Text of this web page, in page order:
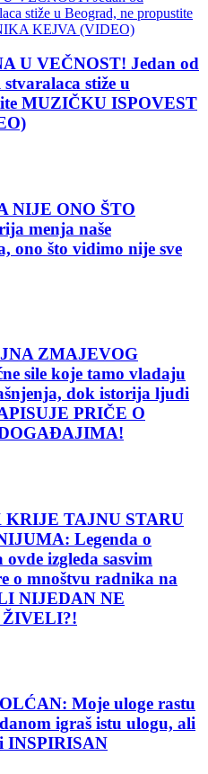
U VEČNOST! Jedan od
stiže u
MUZIČKU ISPOVEST
NIJE ONO ŠTO
menja naše
ono što vidimo nije sve
ZMAJEVOG
sile koje tamo vladaju
dok istorija ljudi
PRIČE O
TAJNU STARU
Legenda o
izgleda sasvim
o mnoštvu radnika na
NIJEDAN NE
ŽIVELI?!
Moje uloge rastu
igraš istu ulogu, ali
INSPIRISAN